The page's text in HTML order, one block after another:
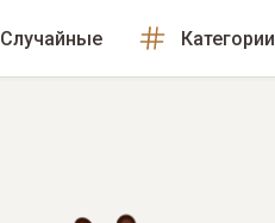
Случайные Категории